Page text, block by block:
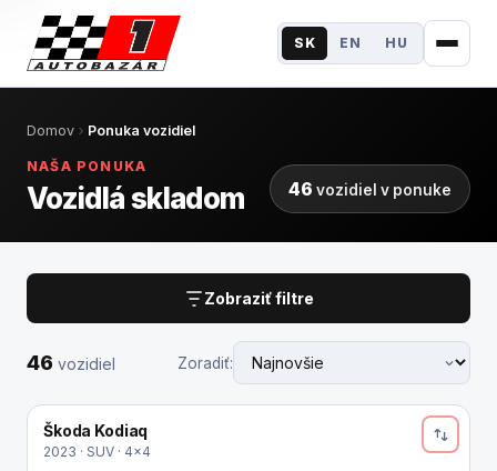
Ponuka vozidiel
Elektromobilita
O nás
SK EN HU
Domov Ponuka vozidiel
NAŠA PONUKA
Vozidlá skladom 46 vozidiel v ponuke
Zobraziť filtre
46 vozidiel Zoradiť:
NOVINKA
Škoda Kodiaq
2023 · SUV · 4x4